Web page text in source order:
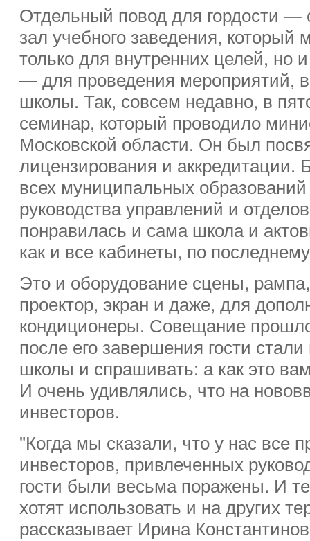
Отдельный повод для гордости —
зал учебного заведения, который
только для внутренних целей, но
— для проведения мероприятий,
школы. Так, совсем недавно, в
семинар, который проводило
Московской области. Он был
лицензирования и аккредитации.
всех муниципальных
руководства управлений и
понравилась и сама школа и
как и все кабинеты, по
Это и оборудование сцены,
проектор, экран и даже, для
кондиционеры. Совещание
после его завершения гости
школы и спрашивать: а как это
И очень удивлялись, что на
инвесторов.
"Когда мы сказали, что у нас все
инвесторов, привлеченных
гости были весьма поражены. И
хотят использовать и на других
рассказывает Ирина